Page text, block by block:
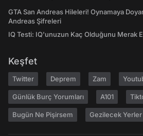
GTA San Andreas Hileleri! Oynamaya
Andreas Şifreleri
IQ Testi: IQ'unuzun Kaç Olduğunu Merak
Keşfet
Twitter Deprem Zam
Günlük Burç Yorumları A101
Bugün Ne Pişirsem Gezilecek Yerler